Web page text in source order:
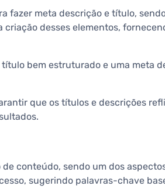
fazer meta descrição e título,
desses elementos,
bem estruturado e uma meta
que os títulos e descrições
conteúdo, sendo um dos
sugerindo palavras-chave